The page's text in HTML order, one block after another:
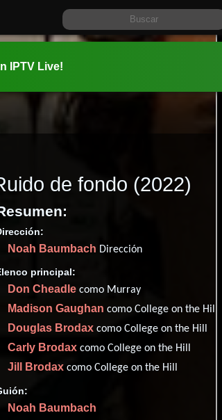
IPTV Live!
de fondo (2022)
Noah Baumbach Dirección
principal:
Don Cheadle como Murray
Madison Gaughan como College on the Hill
Douglas Brodax como College on the Hill
Carly Brodax como College on the Hill
Jill Brodax como College on the Hill
Noah Baumbach